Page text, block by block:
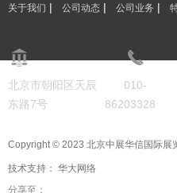
关于我们 | 公司动态 | 公司业务 |
北京市朝阳区天辰
东路7号
010-
86203328
Copyright © 2023 北京中展华信国际展
技术支持： 华大网络
分享至：